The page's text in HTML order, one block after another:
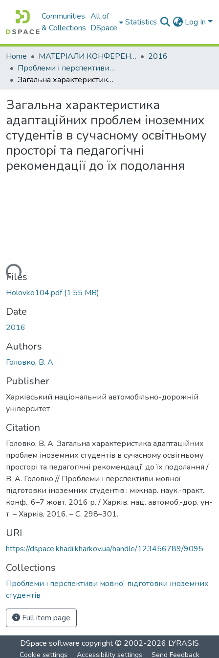
Communities
& Collections
All of
DSpace
Statistics Log In
Home МАТЕРІАЛИ КОНФЕРЕНЦІЙ
2016
Проблеми і перспективи мовної підготовки іноземних студентів
Загальна характеристика адаптаційних проблем іноземних студентів в сучасному освітньому просторі та педагогічні рекомендації до їх подолання
Загальна характеристика
адаптаційних проблем іноземних
студентів в сучасному освітньому
просторі та педагогічні
рекомендації до їх подолання
Loading...
Files
Holovko104.pdf(1.55 MB)
Date
2016
Authors
Головко, В. А.
Publisher
Харківський національний автомобільно-дорожній
університет
Citation
Головко, В. А. Загальна характеристика адаптаційних
проблем іноземних студентів в сучасному освітньому
просторі та педагогічні рекомендації до їх подолання /
В. А. Головко // Проблеми і перспективи мовної
підготовки іноземних студентів : міжнар. наук.-практ.
конф., 6–7 жовт. 2016 р. / Харків. нац. автомоб.-дор. ун-
т. – Харків, 2016. – С. 298–301.
URI
https://dspace.khadi.kharkov.ua/handle/123456789/9095
Collections
Проблеми і перспективи мовної підготовки іноземних
студентів
Full item page
DSpace software copyright © 2002-2026 LYRASIS
Cookie settings Accessibility settings Send Feedback